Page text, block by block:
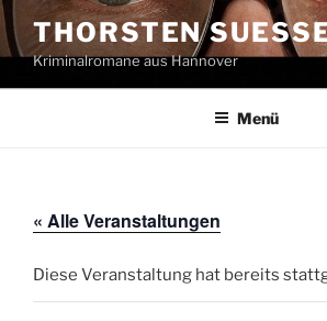
Zum
Inhalt
springen
THORSTEN SUESSE
Kriminalromane aus Hannover
Menü
« Alle Veranstaltungen
Diese Veranstaltung hat bereits